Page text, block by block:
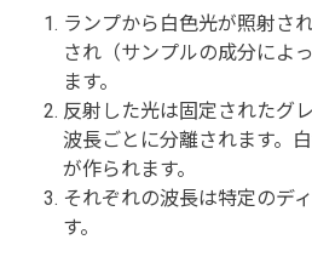
ランプから白色光が照射さ
され（サンプルの成分によ
ます。
反射した光は固定されたグ
波長ごとに分離されます。
が作られます。
それぞれの波長は特定のデ
す。